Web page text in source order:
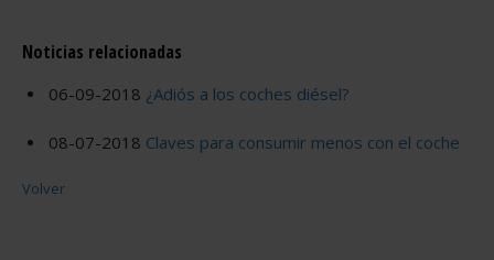
Noticias relacionadas
06-09-2018 ¿Adiós a los coches diésel?
08-07-2018 Claves para consumir menos con el coche
Volver